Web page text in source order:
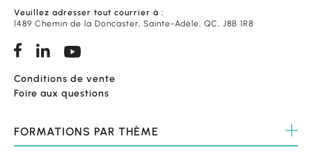
Veuillez adresser tout courrier à :
1489 Chemin de la Doncaster, Sainte-Adèle, QC, J8B 1R8
Conditions de vente
Foire aux questions
FORMATIONS PAR THÈME